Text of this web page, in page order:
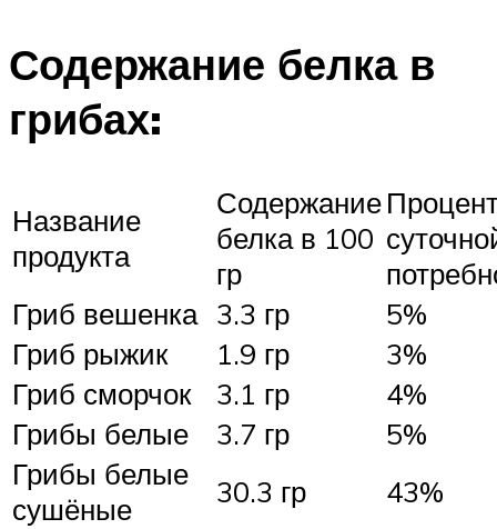
Содержание белка в
грибах:
Название
продукта
Содержание
белка в 100
гр
Гриб вешенка 3.3 гр
5%
Гриб рыжик
1.9 гр
3%
Гриб сморчок
3.1 гр
4%
Грибы белые
3.7 гр
5%
Грибы белые
сушёные
30.3 гр
43%